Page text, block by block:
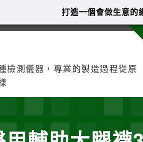
檢測儀器，專業的製造過程從原
打造一個會做生意的